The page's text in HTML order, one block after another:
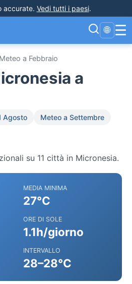
accurate. Vedi tutti i paesi.
🌐 ☰
Meteo a Febbraio
a
Agosto
Meteo a Settembre
su 11 città in Micronesia.
MEDIA MINIMA
27°C
ORE DI SOLE
1.1h/giorno
INTERVALLO
28–28°C